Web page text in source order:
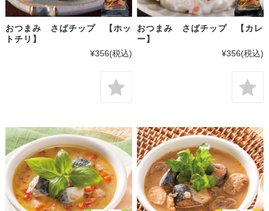
おつまみ さばチップ 【ホッ
トチリ】
¥356(税込)
おつまみ さばチップ 【カレ
ー】
¥356(税込)